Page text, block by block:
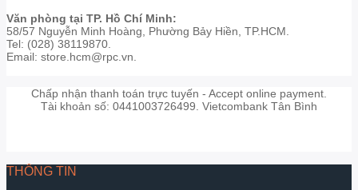
Văn phòng tại TP. Hồ Chí Minh:
58/57 Nguyễn Minh Hoàng, Phường Bảy Hiền, TP.HCM.
Tel: (028) 38119870.
Email: store.hcm@rpc.vn.
Chấp nhận thanh toán trực tuyến - Accept online payment.
Tài khoản số: 0441003726499. Vietcombank Tân Bình
THÔNG TIN